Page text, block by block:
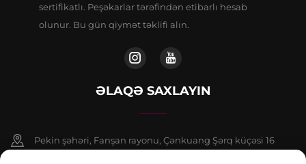
sertifikatlı. Peşəkarlar tərəfindən etibarlı hesab
olunur. Bu gün qiymət təklifi alın.
ƏLAQƏ SAXLAYIN
Pekin şəhəri, Fanşan rayonu, Çənkuang Şərq küçəsi 16